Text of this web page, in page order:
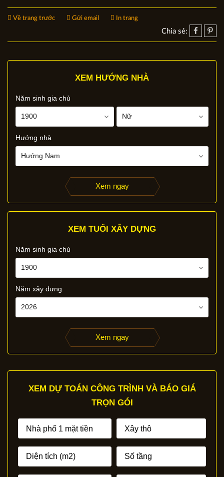
Về trang trước Gửi email In trang
Chia sẻ:
XEM HƯỚNG NHÀ
Năm sinh gia chủ
Hướng nhà
Xem ngay
XEM TUỔI XÂY DỰNG
Năm sinh gia chủ
Năm xây dựng
Xem ngay
XEM DỰ TOÁN CÔNG TRÌNH VÀ BÁO GIÁ
TRỌN GÓI